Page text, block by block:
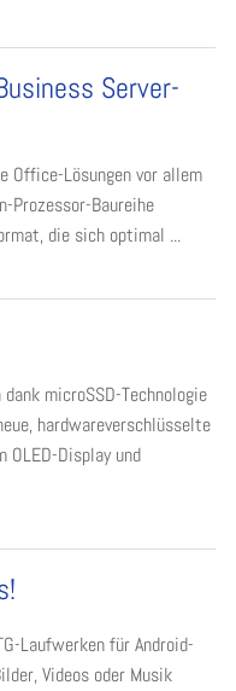
Server-
Office-Lösungen vor allem
Prozessor-Baureihe
die sich optimal ...
microSSD-Technologie
hardwareverschlüsselte
Display und
Laufwerken für Android-
Videos oder Musik